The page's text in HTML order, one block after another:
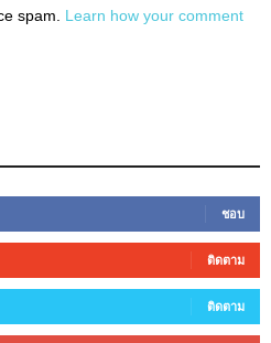
spam. Learn how your comment
ชอบ
ติดตาม
ติดตาม